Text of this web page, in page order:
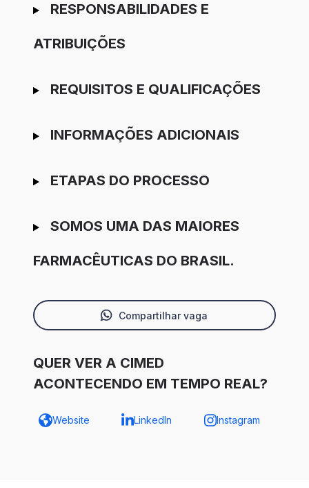
RESPONSABILIDADES E
ATRIBUIÇÕES
REQUISITOS E QUALIFICAÇÕES
INFORMAÇÕES ADICIONAIS
ETAPAS DO PROCESSO
SOMOS UMA DAS MAIORES
FARMACÊUTICAS DO BRASIL.
Compartilhar vaga
QUER VER A CIMED
ACONTECENDO EM TEMPO REAL?
Website LinkedIn Instagram